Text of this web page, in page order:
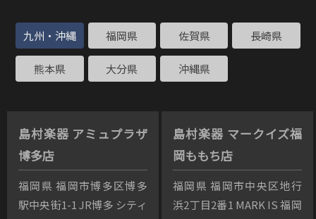
九州・沖縄 福岡県 佐賀県 長崎県
熊本県 大分県 沖縄県
島村楽器 アミュプラザ
博多店
福岡県 福岡市博多区博多
駅中央街1-1 JR博多 シティ
島村楽器 マークイズ福
岡ももち店
福岡県 福岡市中央区地行
浜2丁目2番1 MARK IS 福岡